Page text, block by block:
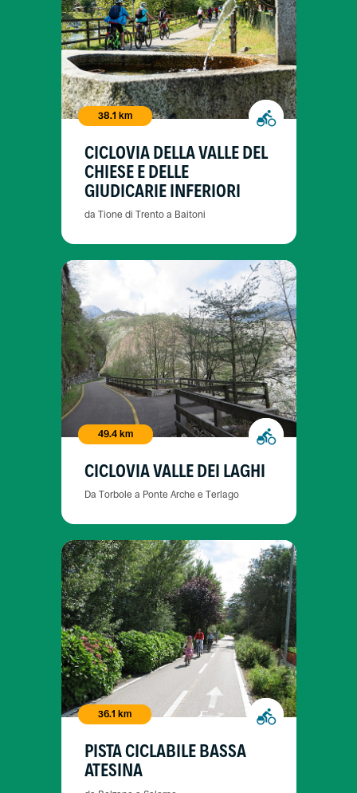
38.1 km
CICLOVIA DELLA VALLE DEL
CHIESE E DELLE
GIUDICARIE INFERIORI
da Tione di Trento a Baitoni
49.4 km
CICLOVIA VALLE DEI LAGHI
Da Torbole a Ponte Arche e Terlago
36.1 km
PISTA CICLABILE BASSA
ATESINA